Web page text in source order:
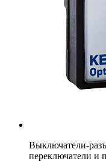
Выключатели-
переключатели и